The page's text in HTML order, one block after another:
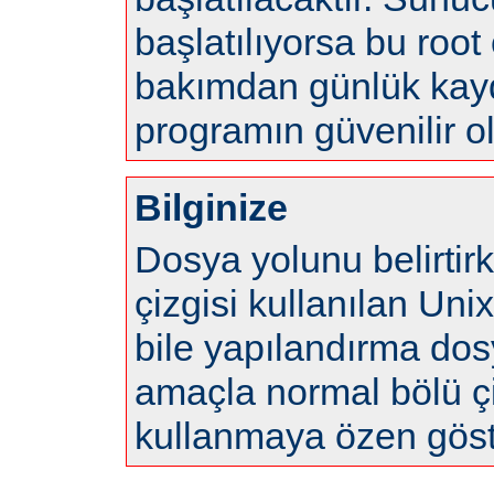
başlatılıyorsa bu
bakımdan günlük
programın güvenilir
Bilginize
Dosya yolunu
çizgisi kullanılan
bile yapılandırma
amaçla normal bölü
kullanmaya özen